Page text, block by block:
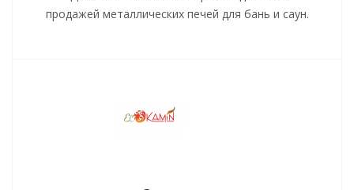
продажей металлических печей для бань и саун.